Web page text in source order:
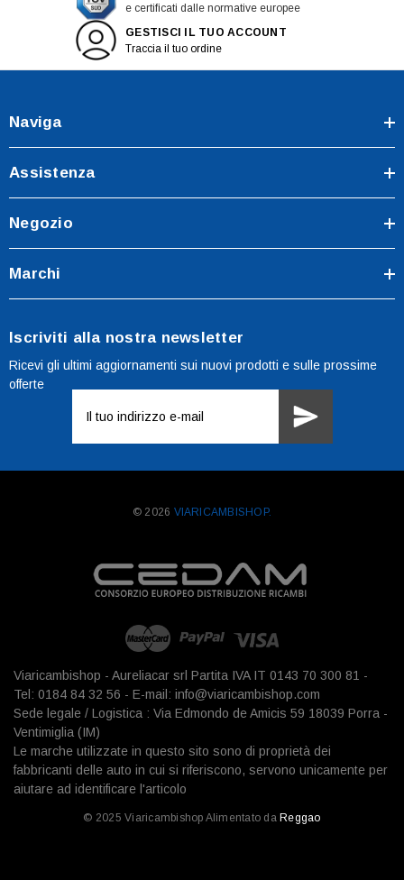
e certificati dalle normative europee
GESTISCI IL TUO ACCOUNT
Traccia il tuo ordine
Naviga
Assistenza
Negozio
Marchi
Iscriviti alla nostra newsletter
Ricevi gli ultimi aggiornamenti sui nuovi prodotti e sulle prossime
offerte
mail
© 2026 VIARICAMBISHOP.
Viaricambishop - Aureliacar srl Partita IVA IT 0143 70 300 81 -
Tel: 0184 84 32 56 - E-mail: info@viaricambishop.com
Sede legale / Logistica : Via Edmondo de Amicis 59 18039 Porra -
Ventimiglia (IM)
Le marche utilizzate in questo sito sono di proprietà dei
fabbricanti delle auto in cui si riferiscono, servono unicamente per
aiutare ad identificare l'articolo
© 2025 Viaricambishop Alimentato da Reggao